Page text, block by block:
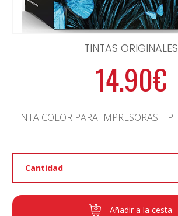
TINTAS ORIGINALES
14.90€
TINTA COLOR PARA IMPRESORAS HP
Cantidad
Añadir a la cesta